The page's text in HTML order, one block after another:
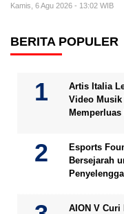
Kamis, 6 Agu 2026 - 13:02 WIB
BERITA POPULER
Artis Italia
Video Musik
Esports
Bersejarah
AION V Curi